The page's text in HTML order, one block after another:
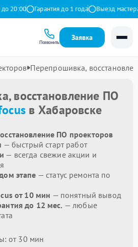
20:00 Гарантия до 1 года Выезд мастера
Позвонить
Заявка
Перепрошивка,
восстановление ПО
в Хабаровске
ПО проекторов
— быстрый старт работ
— всегда свежие акции и
этапе — статус ремонта по
от 10 мин — понятный вывод
до 12 мес. — любые
от 30 мин